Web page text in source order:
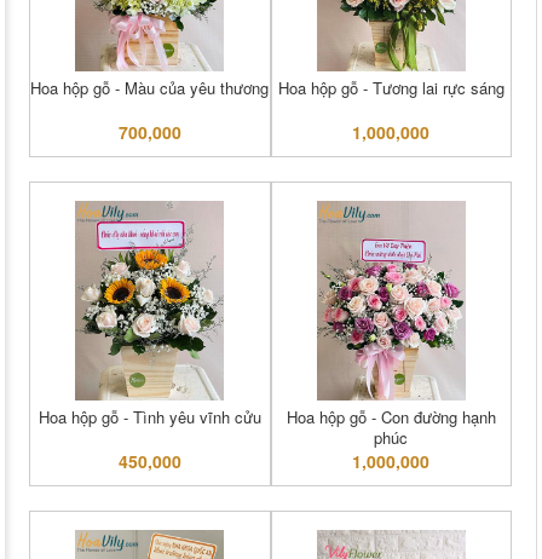
Hoa hộp gỗ - Màu của yêu thương
700,000
Hoa hộp gỗ - Tương lai rực sáng
1,000,000
Hoa hộp gỗ - Tình yêu vĩnh cửu
450,000
Hoa hộp gỗ - Con đường hạnh
phúc
1,000,000